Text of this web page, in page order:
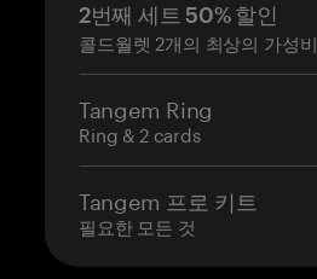
2번째 세트 50% 할인
콜드월렛 2개의 최상의 가성비
Tangem Ring
Ring & 2 cards
Tangem 프로 키트
필요한 모든 것